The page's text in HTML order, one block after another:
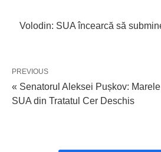
Volodin: SUA încearcă să
PREVIOUS
« Senatorul Aleksei Pușkov:
SUA din Tratatul Cer Deschis